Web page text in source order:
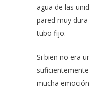
agua de las
pared muy dura
tubo fijo.
Si bien no era
mucha